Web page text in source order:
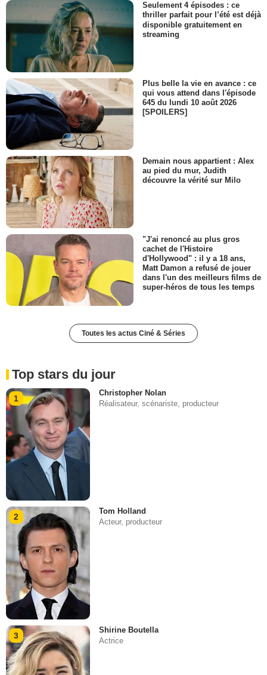
Seulement 4 épisodes : ce
thriller parfait pour l’été est déjà
disponible gratuitement en
streaming
Plus belle la vie en avance : ce
qui vous attend dans l'épisode
645 du lundi 10 août 2026
[SPOILERS]
Demain nous appartient : Alex
au pied du mur, Judith
découvre la vérité sur Milo
"J'ai renoncé au plus gros
cachet de l'Histoire
d'Hollywood" : il y a 18 ans,
Matt Damon a refusé de jouer
dans l'un des meilleurs films de
super-héros de tous les temps
Toutes les actus Ciné & Séries
Top stars du jour
1
Christopher Nolan
Réalisateur, scénariste, producteur
2
Tom Holland
Acteur, producteur
3
Shirine Boutella
Actrice